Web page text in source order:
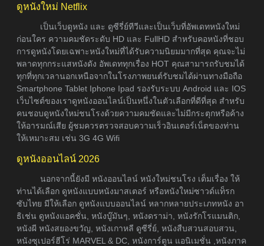
ดูหนังใหม่ Netflix
เป็นเว็บดูหนัง และ ดูซีรี่ย์ทีวีและเป็นเว็บที่อัพเดทหนังใหม่
ก่อนใคร ความคมชัดระดับ HD และ FullHD สำหรับคอหนังที่ชอบ
การดูหนังโดยเฉพาะหนังใหม่ที่ได้รับความนิยมมากที่สุด คุณจะไม่
พลาดทุกกระแสหนังดัง อัพเดททุกเรื่อง HOT คุณสามารถรับชมได้
ทุกที่ทุกเวลานอกเหนือจากในโรงภาพยนต์รับชมได้ผ่านทางมือถือ
Smartphone Tablet Iphone Ipad รองรับระบบ Android และ IOS
เว็บไซต์ของเราดูหนังออนไลน์เป็นหนึ่งในตัวเลือกที่ดีที่สุด สำหรับ
คนชอบดูหนังใหม่ชนโรงด้วยความคมชัดและไม่มีกระตุกหรือค้าง
ให้อารมณ์เสีย ผู้ชมควรตรวจสอบความเร็วอินเตอร์เน็ตของท่าน
ให้เหมาะสม เช่น 3G 4G Wifi
ดูหนังออนไลน์ 2026
นอกจากนี้ยังมี หนังออนไลน์ หนังใหม่ชนโรง เต็มเรื่อง ให้
ท่านได้เลือก ดูหนังแบบหนังมาสเตอร์ หรือหนังใหม่ซาวด์แท็รก
ซับไทย มีให้เลือก ดูหนังแบบออนไลน์ หลากหลายประเภทหนัง อา
ธิเช่น ดูหนังแอคชั่น, หนังบู๊มันๆ, หนังดราม่า, หนังรักโรแมนติก,
หนังผี หนังสยองขวัญ, หนังเกาหลี ดูซีรี่ย์, หนังสืบสวนสอบสวน,
หนังซุเปอร์ฮีโร่ MARVEL & DC, หนังการ์ตูน แอนิเมชั่น ,หนังภาค